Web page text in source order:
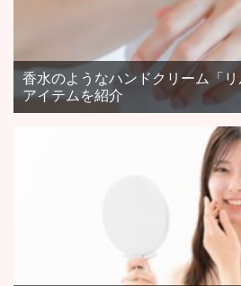
香水のようなハンドクリーム「
アイテムを紹介